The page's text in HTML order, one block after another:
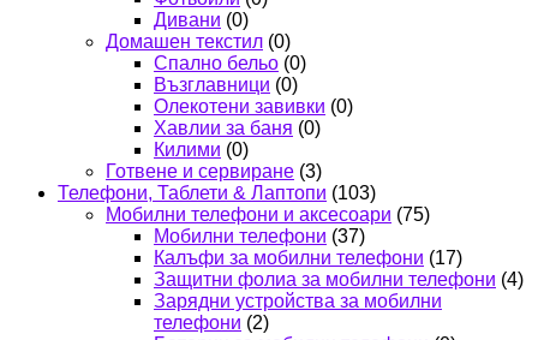
Дивани (0)
Домашен текстил (0)
Спално бельо (0)
Възглавници (0)
Олекотени завивки (0)
Хавлии за баня (0)
Килими (0)
Готвене и сервиране (3)
Телефони, Таблети & Лаптопи (103)
Мобилни телефони и аксесоари (75)
Мобилни телефони (37)
Калъфи за мобилни телефони (17)
Защитни фолиа за мобилни телефони (4)
Зарядни устройства за мобилни
телефони (2)